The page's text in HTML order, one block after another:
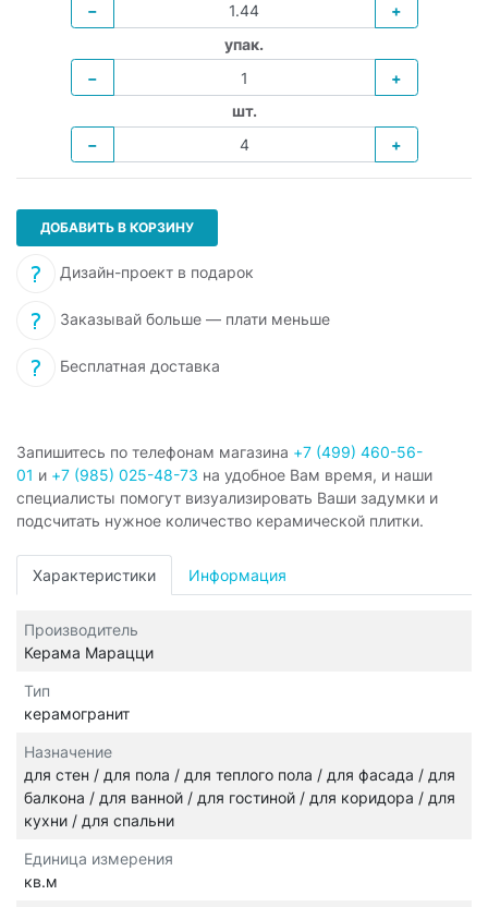
−
+
упак.
−
+
шт.
−
+
ДОБАВИТЬ В КОРЗИНУ
Дизайн-проект в подарок
Заказывай больше — плати меньше
Бесплатная доставка
Запишитесь по телефонам магазина +7 (499) 460-56-
01 и +7 (985) 025-48-73 на удобное Вам время, и наши
специалисты помогут визуализировать Ваши задумки и
подсчитать нужное количество керамической плитки.
Характеристики Информация
Производитель
Керама Марацци
Тип
керамогранит
Назначение
для стен / для пола / для теплого пола / для фасада / для
балкона / для ванной / для гостиной / для коридора / для
кухни / для спальни
Единица измерения
кв.м